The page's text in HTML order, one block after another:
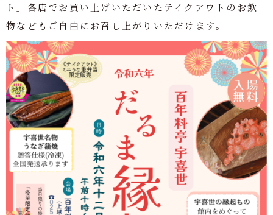
ト」各店でお買い上げいただいたテイクアウトのお飲
物などもご自由にお召し上がりいただけます。